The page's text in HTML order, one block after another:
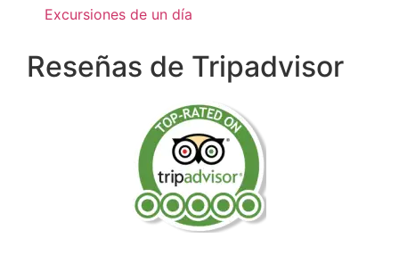
Excursiones de un día
Reseñas de Tripadvisor